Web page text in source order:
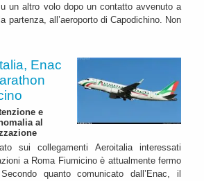
un altro volo dopo un contatto avvenuto a
partenza, all’aeroporto di Capodichino. Non
Enac
e
al
sui collegamenti Aeroitalia interessati
a Roma Fiumicino è attualmente fermo
quanto comunicato dall’Enac, il